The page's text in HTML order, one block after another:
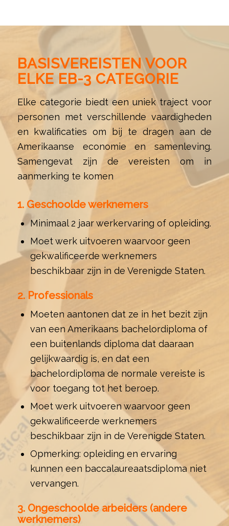
BASISVEREISTEN VOOR
ELKE EB-3 CATEGORIE
Elke categorie biedt een uniek traject voor
personen met verschillende vaardigheden
en kwalificaties om bij te dragen aan de
Amerikaanse economie en samenleving.
Samengevat zijn de vereisten om in
aanmerking te komen
1. Geschoolde werknemers
Minimaal 2 jaar werkervaring of opleiding.
Moet werk uitvoeren waarvoor geen
gekwalificeerde werknemers
beschikbaar zijn in de Verenigde Staten.
2. Professionals
Moeten aantonen dat ze in het bezit zijn
van een Amerikaans bachelordiploma of
een buitenlands diploma dat daaraan
gelijkwaardig is, en dat een
bachelordiploma de normale vereiste is
voor toegang tot het beroep.
Moet werk uitvoeren waarvoor geen
gekwalificeerde werknemers
beschikbaar zijn in de Verenigde Staten.
Opmerking: opleiding en ervaring
kunnen een baccalaureaatsdiploma niet
vervangen.
3. Ongeschoolde arbeiders (andere
werknemers)